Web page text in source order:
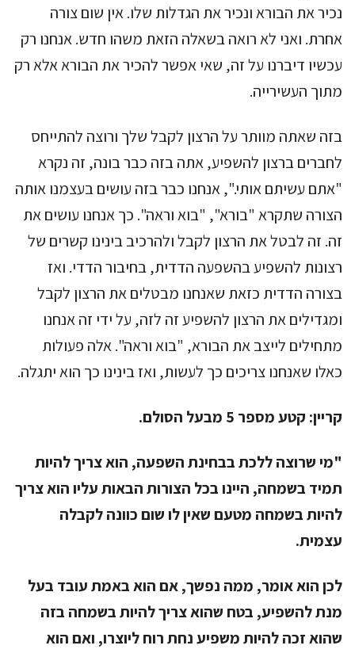
נכיר את הבורא ונכיר את הגדלות שלו. אין שום צורה
אחרת. ואני לא רואה בשאלה הזאת משהו חדש. אנחנו רק
עכשיו דיברנו על זה, שאי אפשר להכיר את הבורא אלא רק
מתוך העשירייה.
בזה שאתה מוותר על הרצון לקבל שלך ורוצה להתייחס
לחברים ברצון להשפיע, אתה בזה כבר בונה, זה נקרא
"אתם עשיתם אותי.", אנחנו כבר בזה עושים בעצמנו אותה
הצורה שתקרא "בורא", "בוא וראה". כך אנחנו עושים את
זה. זה לבטל את הרצון לקבל ולהרכיב בינינו קשרים של
רצונות להשפיע בהשפעה הדדית, בחיבור הדדי. ואז
בצורה הדדית כזאת שאנחנו מבטלים את הרצון לקבל
ומגדילים את הרצון להשפיע זה לזה, על ידי זה אנחנו
מתחילים לייצב את הבורא, "בוא וראה". אלה פעולות
כאלו שאנחנו צריכים כך לעשות, ואז בינינו כך הוא יתגלה.
קריין: קטע מספר 5 מבעל הסולם.
"מי שרוצה ללכת בבחינת השפעה, הוא צריך להיות
תמיד בשמחה, היינו בכל הצורות הבאות עליו הוא צריך
להיות בשמחה מטעם שאין לו שום כוונה לקבלה
עצמית.
לכן הוא אומר, ממה נפשך, אם הוא באמת עובד בעל
מנת להשפיע, בטח שהוא צריך להיות בשמחה בזה
שהוא זכה להיות משפיע נחת רוח ליוצרו, ואם הוא